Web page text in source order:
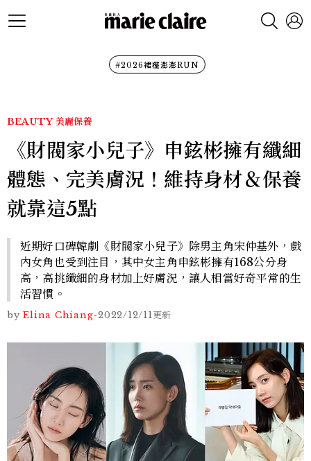
#2026裙襬澎澎RUN
BEAUTY 美麗保養
《財閥家小兒子》申鉉彬擁有纖細
體態、完美膚況！維持身材＆保養
就靠這5點
近期好口碑韓劇《財閥家小兒子》除男主角宋仲基外，戲
內女角也受到注目，其中女主角申鉉彬擁有168公分身
高，高挑纖細的身材加上好膚況，讓人相當好奇平常的生
活習慣。
by Elina Chiang-2022/12/11更新